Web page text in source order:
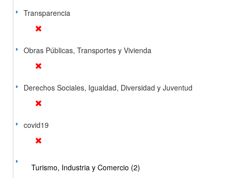
Transparencia
Obras Públicas, Transportes y Vivienda
Derechos Sociales, Igualdad, Diversidad y Juventud
covid19
Turismo, Industria y Comercio (2)